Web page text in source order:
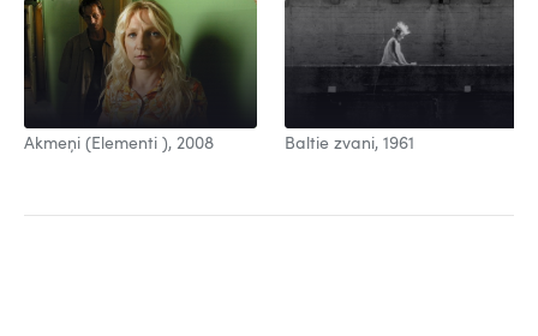
Akmeņi (Elementi ), 2008 Baltie zvani, 1961